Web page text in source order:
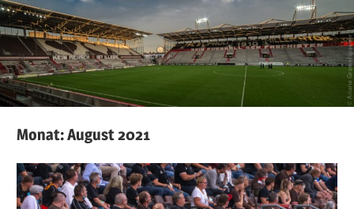
Monat:August 2021